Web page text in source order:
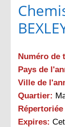
Numéro de
Pays de
Ville de
Quartier:
Répertoriée
Expires: